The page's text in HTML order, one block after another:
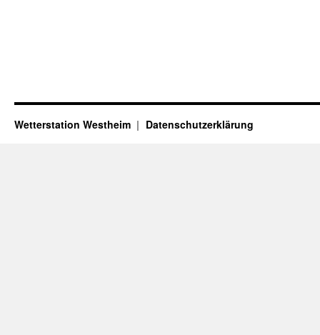
Wetterstation Westheim Datenschutzerklärung